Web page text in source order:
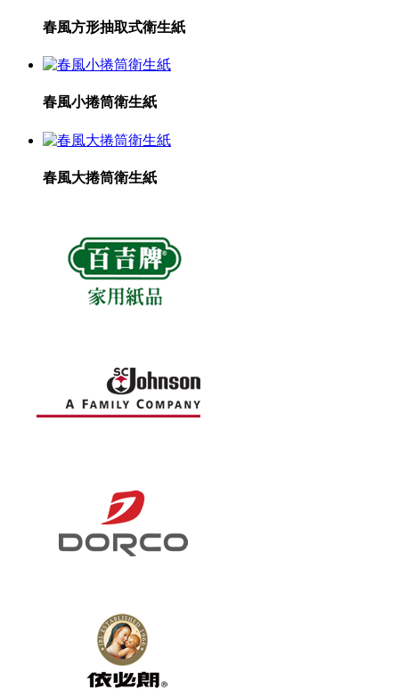
春風方形抽取式衛生紙
春風小捲筒衛生紙
春風大捲筒衛生紙